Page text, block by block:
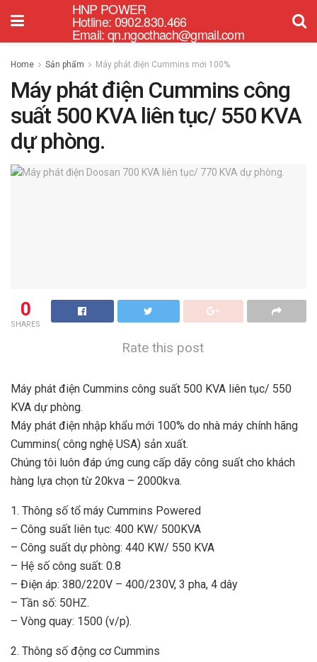
HNP POWER
Hotline: 0902.830.466
Email: qn.ngocthach@gmail.com
Home Sản phẩm Máy phát điện Cummins mới 100%
Máy phát điện Cummins công
suất 500 KVA liên tục/ 550 KVA
dự phòng.
0
SHARES
Rate this post
Máy phát điện Cummins công suất 500 KVA liên tục/ 550
KVA dự phòng.
Máy phát điện nhập khẩu mới 100% do nhà máy chính hãng
Cummins( công nghệ USA) sản xuất.
Chúng tôi luôn đáp ứng cung cấp dãy công suất cho khách
hàng lựa chọn từ 20kva – 2000kva.
1. Thông số tổ máy Cummins Powered
– Công suất liên tục: 400 KW/ 500KVA
– Công suất dự phòng: 440 KW/ 550 KVA
– Hệ số công suất: 0.8
– Điện áp: 380/220V – 400/230V, 3 pha, 4 dây
– Tần số: 50HZ.
– Vòng quay: 1500 (v/p).
2. Thông số động cơ Cummins